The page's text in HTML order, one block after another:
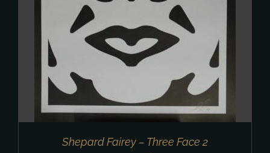
Shepard Fairey – Three Face 2